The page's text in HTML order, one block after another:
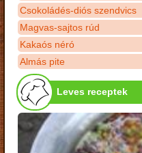
Csokoládés-diós szendvics
Magvas-sajtos rúd
Kakaós néró
Almás pite
Leves receptek